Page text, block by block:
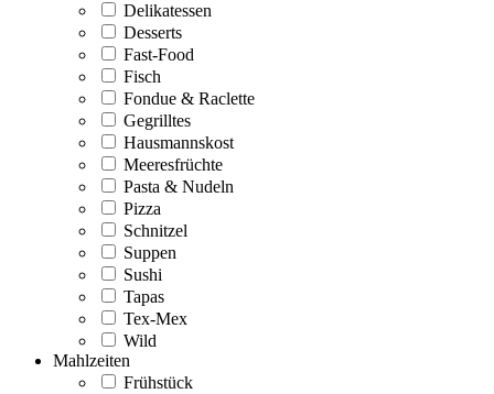
Delikatessen
Desserts
Fast-Food
Fisch
Fondue & Raclette
Gegrilltes
Hausmannskost
Meeresfrüchte
Pasta & Nudeln
Pizza
Schnitzel
Suppen
Sushi
Tapas
Tex-Mex
Wild
Mahlzeiten
Frühstück